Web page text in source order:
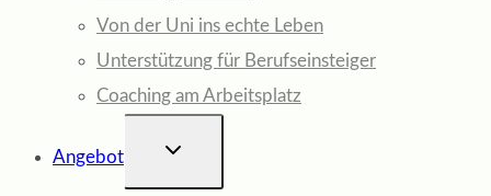
Von der Uni ins echte Leben
Unterstützung für Berufseinsteiger
Coaching am Arbeitsplatz
Angebot
UNTERMENÜ